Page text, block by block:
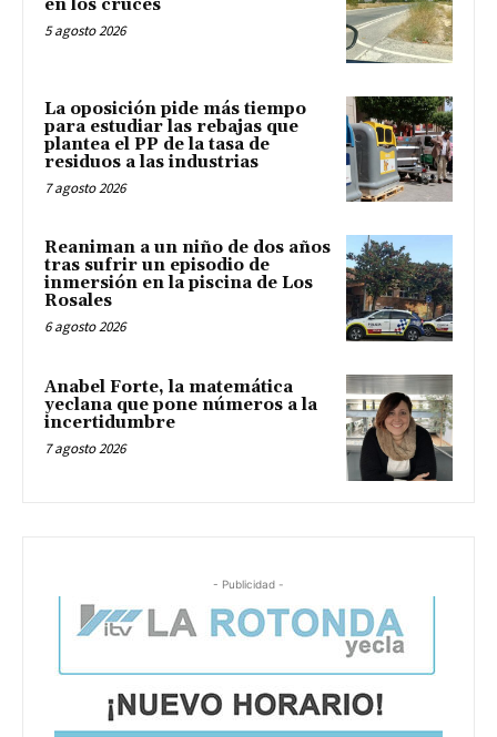
en los cruces
5 agosto 2026
La oposición pide más tiempo
para estudiar las rebajas que
plantea el PP de la tasa de
residuos a las industrias
7 agosto 2026
Reaniman a un niño de dos años
tras sufrir un episodio de
inmersión en la piscina de Los
Rosales
6 agosto 2026
Anabel Forte, la matemática
yeclana que pone números a la
incertidumbre
7 agosto 2026
- Publicidad -